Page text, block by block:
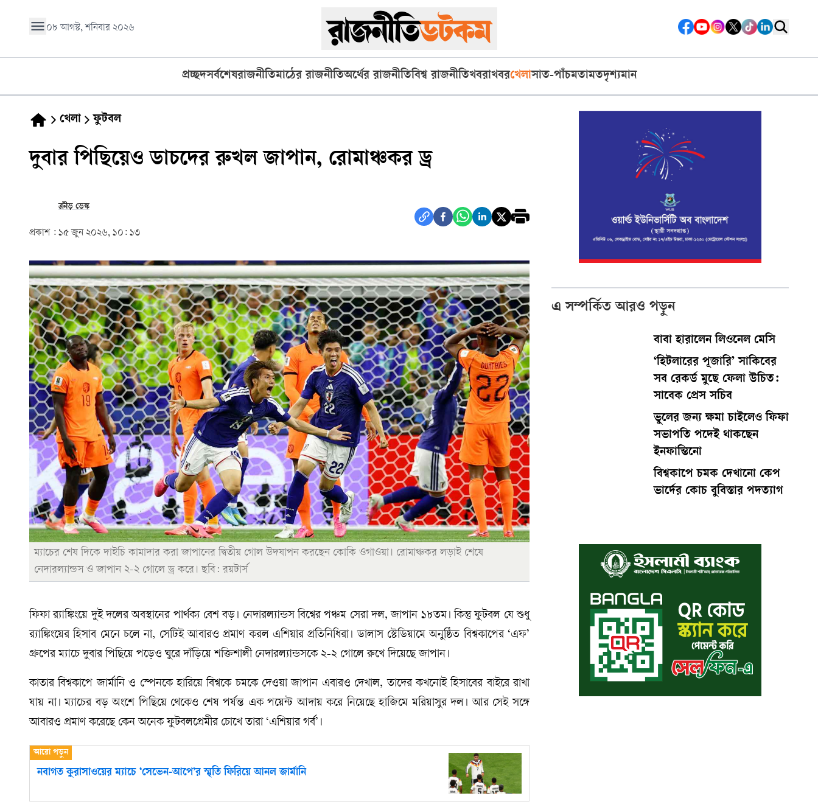
০৮ আগস্ট, শনিবার ২০২৬
প্রচ্ছদসর্বশেষরাজনীতিমাঠের রাজনীতিঅর্থের রাজনীতিবিশ্ব রাজনীতিখবরাখবরখেলাসাত-পাঁচমতামতদৃশ্যমান
খেলা ফুটবল
দুবার পিছিয়েও ডাচদের রুখল জাপান, রোমাঞ্চকর ড্র
ক্রীড় ডেস্ক
প্রকাশ : ১৫ জুন ২০২৬, ১০: ১৩
ম্যাচের শেষ দিকে দাইচি কামাদার করা জাপানের দ্বিতীয় গোল উদযাপন করছেন কোকি ওগাওয়া। রোমাঞ্চকর লড়াই শেষে
নেদারল্যান্ডস ও জাপান ২-২ গোলে ড্র করে। ছবি: রয়টার্স
ফিফা র‍্যাঙ্কিংয়ে দুই দলের অবস্থানের পার্থক্য বেশ বড়। নেদারল্যান্ডস বিশ্বের পঞ্চম সেরা দল, জাপান ১৮তম। কিন্তু ফুটবল যে শুধু
র‍্যাঙ্কিংয়ের হিসাব মেনে চলে না, সেটিই আবারও প্রমাণ করল এশিয়ার প্রতিনিধিরা। ডালাস স্টেডিয়ামে অনুষ্ঠিত বিশ্বকাপের ‘এফ’
গ্রুপের ম্যাচে দুবার পিছিয়ে পড়েও ঘুরে দাঁড়িয়ে শক্তিশালী নেদারল্যান্ডসকে ২-২ গোলে রুখে দিয়েছে জাপান।
কাতার বিশ্বকাপে জার্মানি ও স্পেনকে হারিয়ে বিশ্বকে চমকে দেওয়া জাপান এবারও দেখাল, তাদের কখনোই হিসাবের বাইরে রাখা
যায় না। ম্যাচের বড় অংশে পিছিয়ে থেকেও শেষ পর্যন্ত এক পয়েন্ট আদায় করে নিয়েছে হাজিমে মরিয়াসুর দল। আর সেই সঙ্গে
আবারও প্রমাণ করেছে কেন অনেক ফুটবলপ্রেমীর চোখে তারা ‘এশিয়ার গর্ব’।
নবাগত কুরাসাওয়ের ম্যাচে ‘সেভেন-আপে’র স্মৃতি ফিরিয়ে আনল জার্মানি
এ সম্পর্কিত আরও পড়ুন
বাবা হারালেন লিওনেল মেসি
‘হিটলারের পূজারি’ সাকিবের
সব রেকর্ড মুছে ফেলা উচিত:
সাবেক প্রেস সচিব
ভুলের জন্য ক্ষমা চাইলেও ফিফা
সভাপতি পদেই থাকছেন
ইনফান্তিনো
বিশ্বকাপে চমক দেখানো কেপ
ভার্দের কোচ বুবিস্তার পদত্যাগ